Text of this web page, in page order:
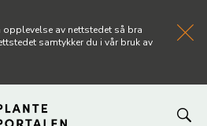
av nettstedet så bra
samtykker du i vår bruk av